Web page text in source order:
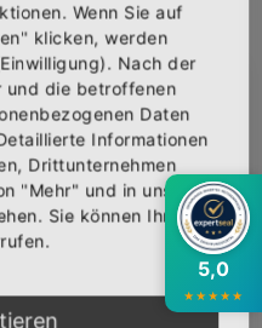
Newsletter
News über neue
10% Gutschein für
Wenn Sie auf
klicken, werden
Nach der
und die betroffenen
Daten
Informationen
Drittunternehmen
"Mehr" und in unserer
Sie können Ihre
5,0
★★★★★